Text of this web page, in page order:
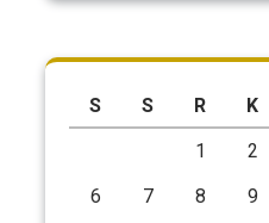
S S R K
1
2
6
7 8 9